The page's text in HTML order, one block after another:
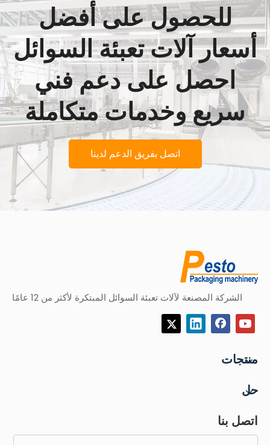
للحصول على أفضل
أسعار آلات تعبئة السوائل
احصل على دعم فني
سريع وخدمات متكاملة
اتصل بفريق الدعم لدينا
الشركة المصنعة لآلات تعبئة السوائل المبتكرة لأكثر من 12 عامًا
منتجات
حل
اتصل بنا